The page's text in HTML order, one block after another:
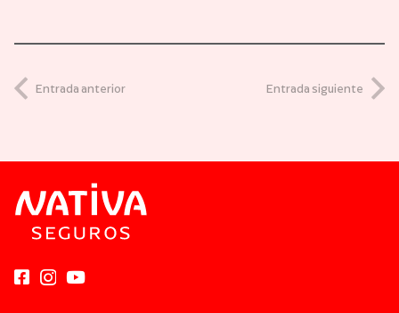
Entrada anterior Entrada siguiente